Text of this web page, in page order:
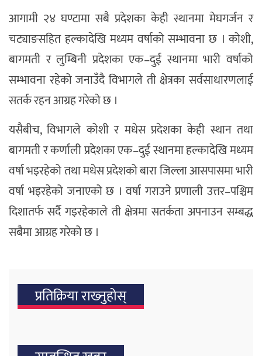
आगामी २४ घण्टामा सबै प्रदेशका केही स्थानमा मेघगर्जन र
चट्याङसहित हल्कादेखि मध्यम वर्षाको सम्भावना छ । कोशी,
बागमती र लुम्बिनी प्रदेशका एक–दुई स्थानमा भारी वर्षाको
सम्भावना रहेको जनाउँदै विभागले ती क्षेत्रका सर्वसाधारणलाई
सतर्क रहन आग्रह गरेको छ ।
यसैबीच, विभागले कोशी र मधेस प्रदेशका केही स्थान तथा
बागमती र कर्णाली प्रदेशका एक–दुई स्थानमा हल्कादेखि मध्यम
वर्षा भइरहेको तथा मधेस प्रदेशको बारा जिल्ला आसपासमा भारी
वर्षा भइरहेको जनाएको छ । वर्षा गराउने प्रणाली उत्तर–पश्चिम
दिशातर्फ सर्दै गइरहेकाले ती क्षेत्रमा सतर्कता अपनाउन सम्बद्ध
सबैमा आग्रह गरेको छ ।
प्रतिक्रिया राख्‍नुहोस्